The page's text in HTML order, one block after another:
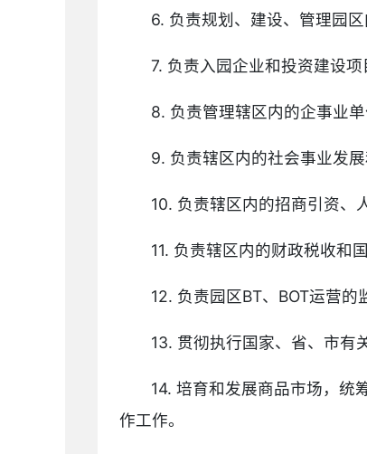
6. 负责规划、建设、管理园
7. 负责入园企业和投资建设
8. 负责管理辖区内的企事业单
9. 负责辖区内的社会事业发展
10. 负责辖区内的招商引资、
11. 负责辖区内的财政税收和
12. 负责园区BT、BOT运营的
13. 贯彻执行国家、省、市有
14. 培育和发展商品市场，统
作工作。